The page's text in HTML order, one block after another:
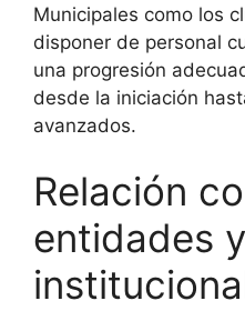
Municipales como los
disponer de personal
una progresión
desde la iniciación
avanzados.
Relación
entidades